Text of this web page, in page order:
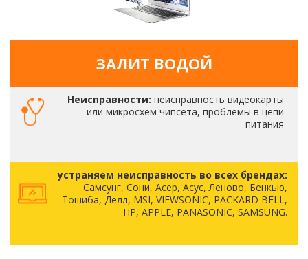
ЗАЛИТ ВОДОЙ
Неисправности: неисправность видеокарты
или микросхем чипсета, проблемы в цепи
питания
устраняем неисправность во всех брендах:
Самсунг, Сони, Асер, Асус, Леново, Бенкью,
Тошиба, Делл, MSI, VIEWSONIC, PACKARD BELL,
HP, APPLE, PANASONIC, SAMSUNG.